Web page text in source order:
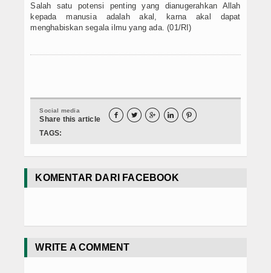
Salah satu potensi penting yang dianugerahkan Allah
kepada manusia adalah akal, karna akal dapat
menghabiskan segala ilmu yang ada. (01/RI)
Social media
Share this article     
TAGS:
KOMENTAR DARI FACEBOOK
WRITE A COMMENT